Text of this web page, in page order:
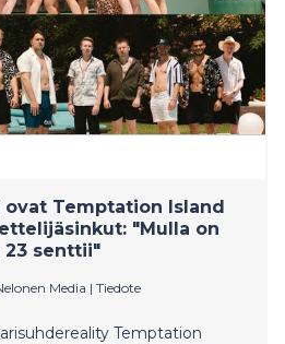
ovat Temptation Island
"Mulla on
23 senttii"
Media | Tiedote
Temptation